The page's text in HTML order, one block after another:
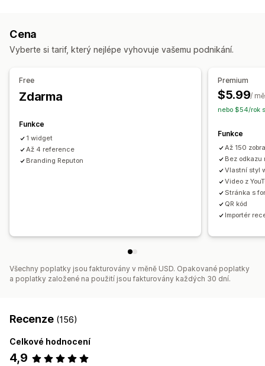
Způsoby shromažďování recenzí
Import a export
Analytika
Sledování zapojení
Cena
Vyberte si tarif, který nejlépe vyhovuje vašemu podnikání.
Free
Zdarma
Funkce
1 widget
Až 4 reference
Branding Reputon
Premium
$5.99/
nebo $54/rok
Funkce
Až 150
Bez odkazu
Vlastní styl
Video z
Stránka s
QR kód
Importér
Všechny poplatky jsou fakturovány v měně USD. Opakované poplatky
a poplatky založené na použití jsou fakturovány každých 30 dní.
Recenze (156)
Celkové hodnocení
4,9